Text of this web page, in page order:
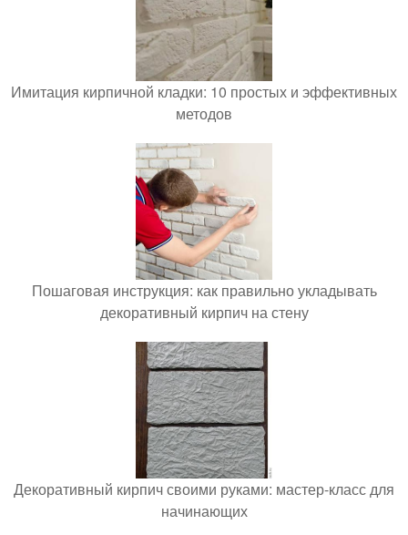
Имитация кирпичной кладки: 10 простых и эффективных
методов
Пошаговая инструкция: как правильно укладывать
декоративный кирпич на стену
Декоративный кирпич своими руками: мастер-класс для
начинающих